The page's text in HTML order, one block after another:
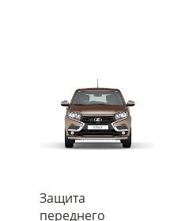
Защита
переднего